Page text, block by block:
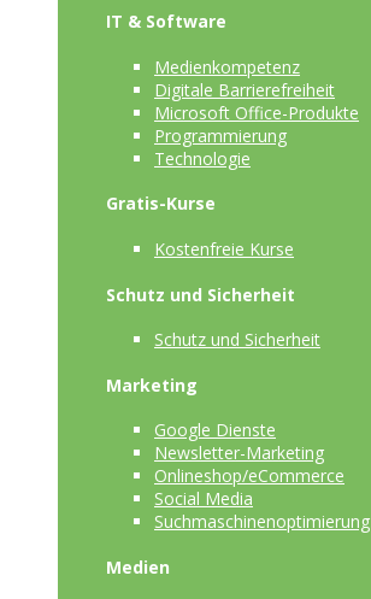
IT & Software
Medienkompetenz
Digitale Barrierefreiheit
Microsoft Office-Produkte
Programmierung
Technologie
Gratis-Kurse
Kostenfreie Kurse
Schutz und Sicherheit
Schutz und Sicherheit
Marketing
Google Dienste
Newsletter-Marketing
Onlineshop/eCommerce
Social Media
Suchmaschinenoptimierung
Medien